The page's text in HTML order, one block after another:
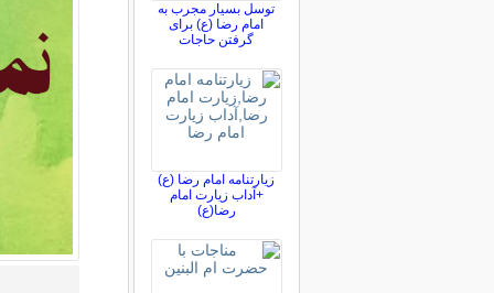
توسل بسیار مجرب به
امام رضا (ع) برای
گرفتن حاجات
زیارتنامه امام رضا (ع)
+آداب زیارت امام
رضا(ع)